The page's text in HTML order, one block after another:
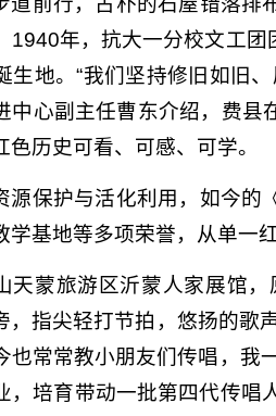
1940年，抗大一分校文工
生地。“我们坚持修旧如旧
中心副主任曹东介绍，费
历史可看、可感、可学。
源保护与活化利用，如今的
学基地等多项荣誉，从单一
天蒙旅游区沂蒙人家展馆
，指尖轻打节拍，悠扬的歌
也常常教小朋友们传唱，我
，培育带动一批第四代传